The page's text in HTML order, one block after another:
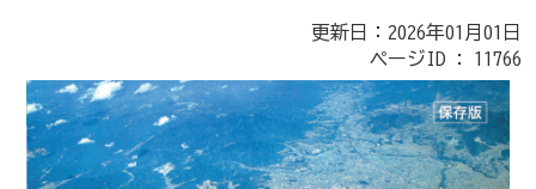
更新日：2026年01月01日
ページID : 11766